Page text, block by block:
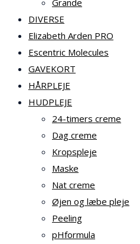
DIVERSE
Elizabeth Arden PRO
Escentric Molecules
GAVEKORT
HÅRPLEJE
HUDPLEJE
24-timers creme
Dag creme
Kropspleje
Maske
Nat creme
Øjen og læbe pleje
Peeling
pHformula